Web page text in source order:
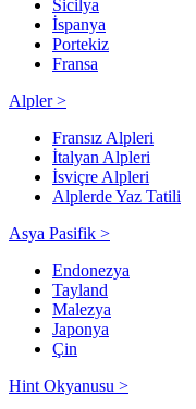
Sicilya
İspanya
Portekiz
Fransa
Alpler >
Fransız Alpleri
İtalyan Alpleri
İsviçre Alpleri
Alplerde Yaz Tatili
Asya Pasifik >
Endonezya
Tayland
Malezya
Japonya
Çin
Hint Okyanusu >